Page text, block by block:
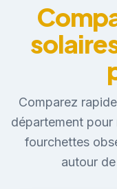
Comparez
département
fourchettes
autour